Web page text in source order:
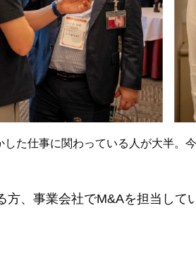
た仕事に関わっている人が大半
、事業会社でM&Aを担当して